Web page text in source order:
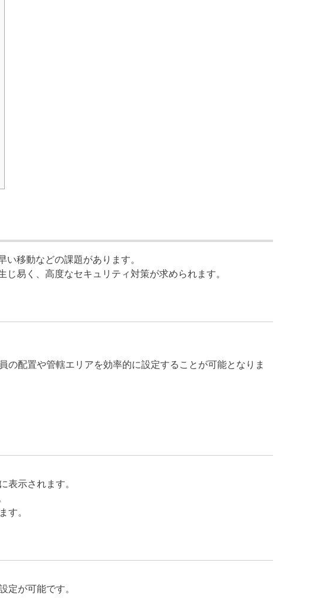
移動などの課題があります。
易く、高度なセキュリティ対策が求められます。
配置や管轄エリアを効率的に設定することが可能となりま
表示されます。
す。
定が可能です。